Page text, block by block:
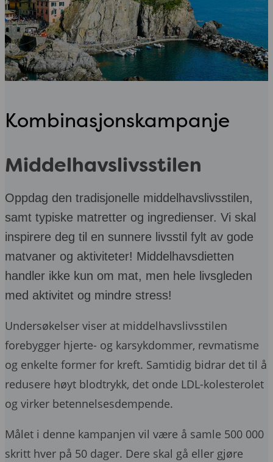
Kombinasjonskampanje
Middelhavslivsstilen
Oppdag den tradisjonelle middelhavslivsstilen,
samt typiske matretter og ingredienser. Vi skal
inspirere deg til en sunnere livsstil fylt av gode
matvaner og aktiviteter! Middelhavsdietten
handler ikke kun om mat, men hele livsgleden
med aktivitet og mindre stress!
Undersøkelser viser at middelhavslivsstilen
forebygger hjerte- og karsykdommer, revmatisme
og enkelte former for kreft. Samtidig bidrar det til å
redusere høyt blodtrykk, det onde LDL-kolesterolet
og virker betennelsesdempende.
Målet i denne kampanjen vil være å samle 500 000
skritt hver på 50 dager. Dere skal gå eller gjøre